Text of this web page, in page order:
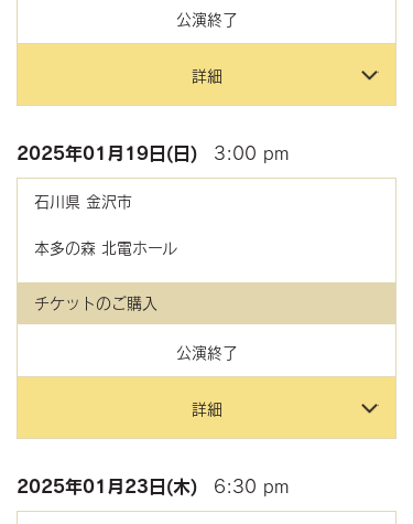
公演終了
詳細
2025年01月19日(日) 3:00 pm
石川県 金沢市
本多の森 北電ホール
チケットのご購入
公演終了
詳細
2025年01月23日(木) 6:30 pm